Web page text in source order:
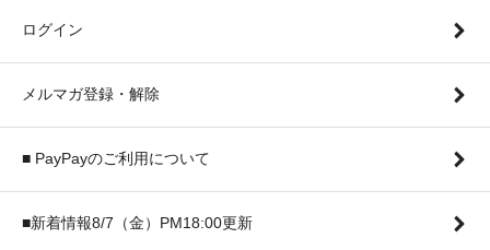
ログイン
メルマガ登録・解除
■ PayPayのご利用について
■新着情報8/7（金）PM18:00更新